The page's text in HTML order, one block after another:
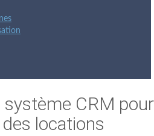
CRM pour
locations